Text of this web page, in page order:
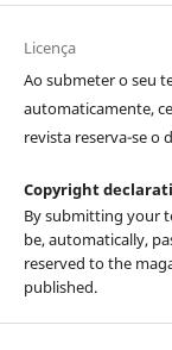
Licença
Ao submeter o seu
automaticamente,
revista reserva-se o
Copyright
By submitting your
be, automatically,
reserved to the
published.